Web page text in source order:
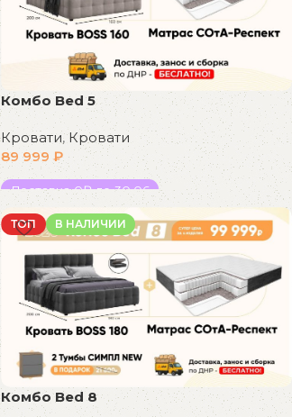
Комбо Bed 5
Кровати,Кровати
89 999₽
Доставка 0₽ до 30.06
В корзину
ТОП В НАЛИЧИИ
Комбо Bed 8